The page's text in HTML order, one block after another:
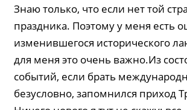
Знаю только, что если нет той
праздника. Поэтому у меня есть
изменившегося исторического
для меня это очень важно.Из
событий, если брать
безусловно, запомнился приход